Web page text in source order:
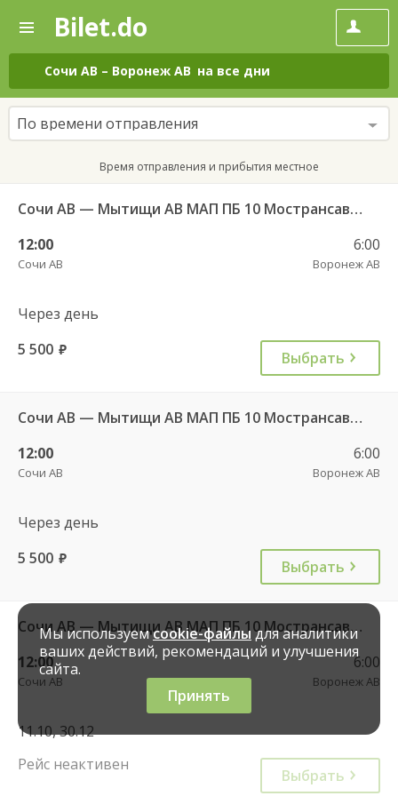
—
Поиск
и
покупка
билетов
на
автобус
онлайн
Bilet.do
Сочи АВ – Воронеж АВ на все дни
По времени отправления
Время отправления и прибытия местное
Сочи АВ — Мытищи АВ МАП ПБ 10 Мострансавто 7408
12:00
Сочи АВ
6:00
Воронеж АВ
Через день
5 500 руб. Выбрать
Сочи АВ — Мытищи АВ МАП ПБ 10 Мострансавто 7408
12:00
Сочи АВ
6:00
Воронеж АВ
Через день
5 500 руб. Выбрать
Сочи АВ — Мытищи АВ МАП ПБ 10 Мострансавто 7408
12:00
Сочи АВ
6:00
Воронеж АВ
11.10, 30.12
Рейс неактивен
Выбрать
Мы используемcookie-файлыдля аналитики
ваших действий, рекомендаций и улучшения
сайта.
Принять